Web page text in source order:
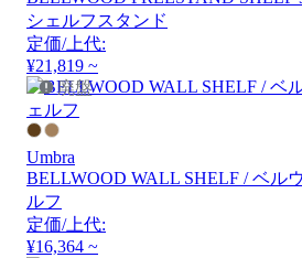
シェルフスタンド
定価/上代:
¥21,819 ~
廃盤
Umbra
BELLWOOD WALL SHELF / ベル
ルフ
定価/上代:
¥16,364 ~